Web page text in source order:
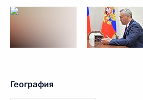
География